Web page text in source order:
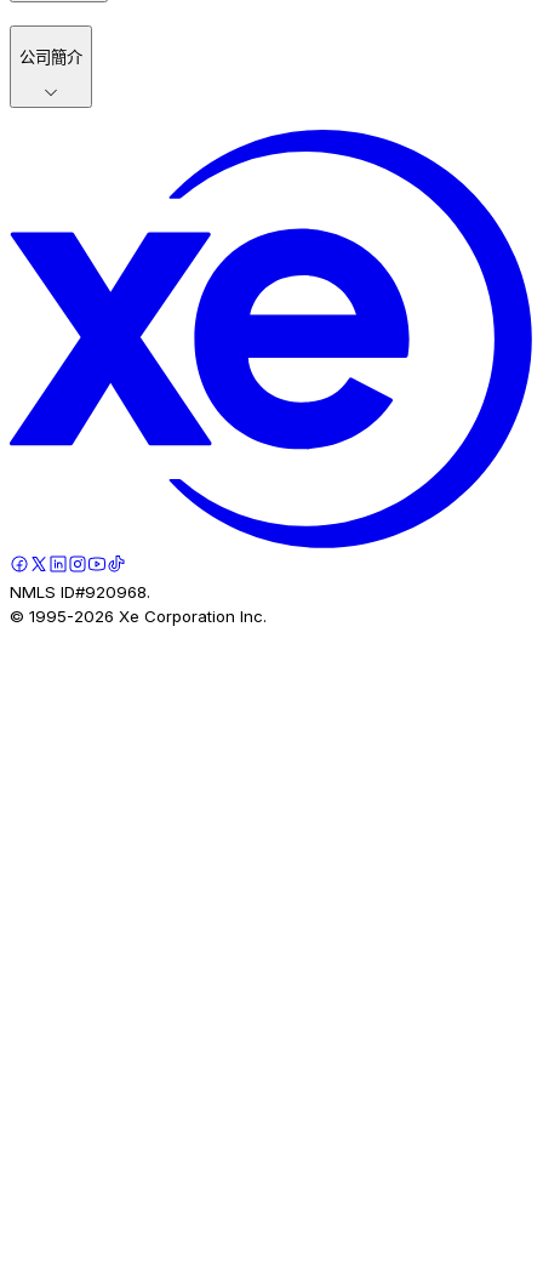
公司簡介
NMLS ID#920968.
© 1995-2026 Xe Corporation Inc.